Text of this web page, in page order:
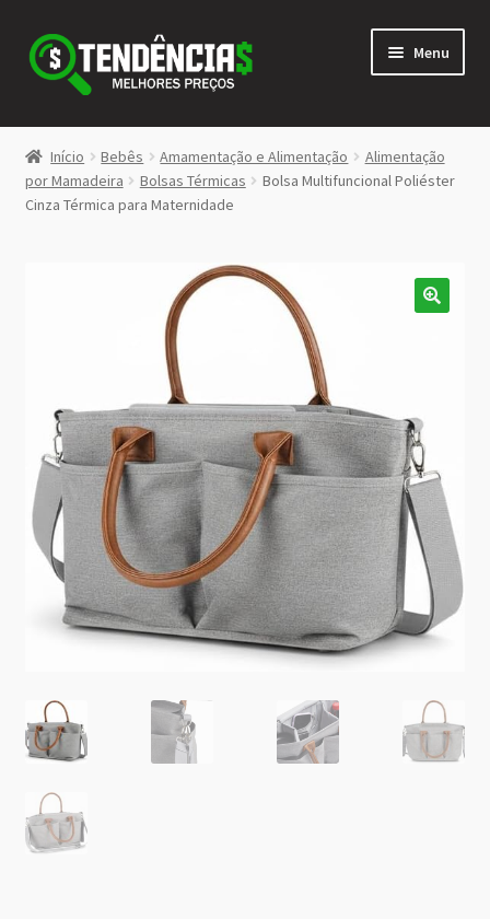
Pular
para
navegação
Pular
para
conteúdo
Menu
LOJA
<>
Início Bebês Amamentação e Alimentação
Alimentação
por Mamadeira
Bolsas Térmicas
Bolsa Multifuncional Poliéster
Cinza Térmica para Maternidade